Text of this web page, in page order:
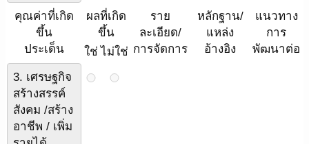
คุณค่าที่เกิด
ขึ้น
ประเด็น
ผลที่เกิด
ขึ้น
ราย
ละเอียด/
การจัดการ
หลักฐาน/
แหล่ง
อ้างอิง
แนวทาง
การ
พัฒนาต่อ
ใช่ ไม่ใช่
3. เศรษฐกิจ
สร้างสรรค์
สังคม /สร้าง
อาชีพ / เพิ่ม